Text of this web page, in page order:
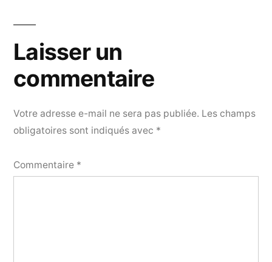
Laisser un
commentaire
Votre adresse e-mail ne sera pas publiée. Les champs
obligatoires sont indiqués avec *
Commentaire *